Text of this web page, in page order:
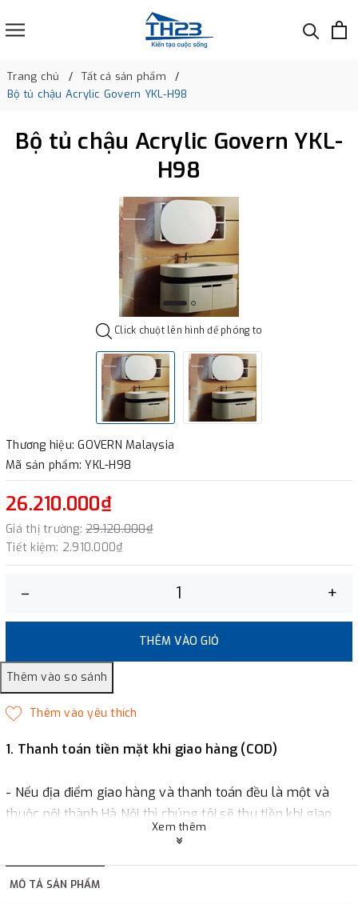
Trang chủ
Tất cả sản phẩm
Bộ tủ chậu Acrylic Govern YKL-H98
Bộ tủ chậu Acrylic Govern YKL-
H98
Click chuột lên hình để phóng to
Thương hiệu: GOVERN Malaysia
Mã sản phẩm: YKL-H98
26.210.000₫
Giá thị trường: 29.120.000₫
Tiết kiệm: 2.910.000₫
– +
THÊM VÀO GIỎ
1. Thanh toán tiền mặt khi giao hàng (COD)
- Nếu địa điểm giao hàng và thanh toán đều là một và
thuộc nội thành Hà Nội thì chúng tôi sẽ thu tiền khi giao
hàng hoặc khách hàng đặt tiền trước một phần giá trị đơn
2. Thanh toán trực tiếp tại :
Xem thêm
MÔ TẢ SẢN PHẨM